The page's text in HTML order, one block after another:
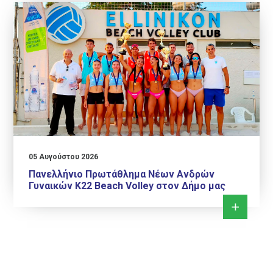
05 Αυγούστου 2026
Πανελλήνιο Πρωτάθλημα Νέων Ανδρών
Γυναικών Κ22 Beach Volley στον Δήμο μας